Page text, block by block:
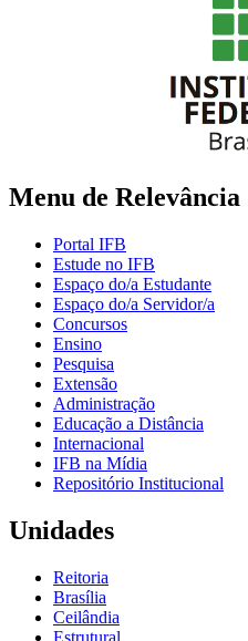
Menu de Relevância
Portal IFB
Estude no IFB
Espaço do/a Estudante
Espaço do/a Servidor/a
Concursos
Ensino
Pesquisa
Extensão
Administração
Educação a Distância
Internacional
IFB na Mídia
Repositório Institucional
Unidades
Reitoria
Brasília
Ceilândia
Estrutural